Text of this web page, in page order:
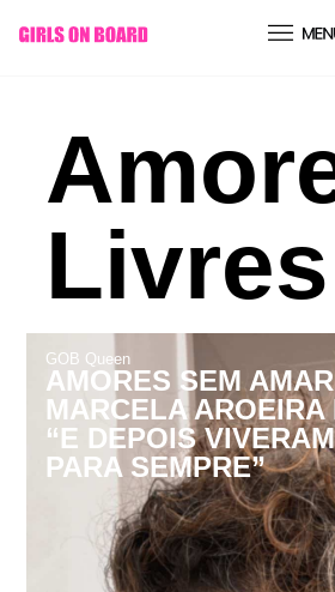
conteúdo
Livres
GOB Queen
AMORES SEM
MARCELA AROEIRA
“E DEPOIS
PARA SEMPRE”